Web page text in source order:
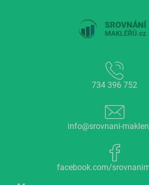
734 396 752
info@srovnani-
facebook.com/